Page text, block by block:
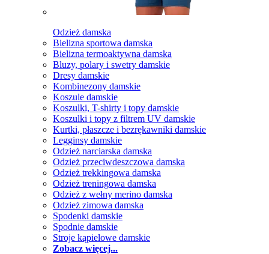
Odzież damska
Bielizna sportowa damska
Bielizna termoaktywna damska
Bluzy, polary i swetry damskie
Dresy damskie
Kombinezony damskie
Koszule damskie
Koszulki, T-shirty i topy damskie
Koszulki i topy z filtrem UV damskie
Kurtki, płaszcze i bezrękawniki damskie
Legginsy damskie
Odzież narciarska damska
Odzież przeciwdeszczowa damska
Odzież trekkingowa damska
Odzież treningowa damska
Odzież z wełny merino damska
Odzież zimowa damska
Spodenki damskie
Spodnie damskie
Stroje kąpielowe damskie
Zobacz więcej...